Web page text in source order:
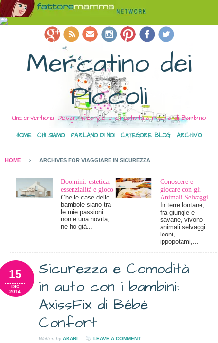
Mercatino dei
Piccoli
Unconventional Design, lifestyle e creatività a misura di Bambino
HOME CHI SIAMO PARLANO DI NOI CATEGORIE BLOG ARCHIVIO
HOME ARCHIVES FOR VIAGGIARE IN SICUREZZA
Boomini: estetica,
essenzialità e gioco
Che le case delle
bambole siano tra
le mie passioni
non è una novità,
ne ho già...
Conoscere e
giocare con gli
Animali Selvaggi
In terre lontane,
fra giungle e
savane, vivono
animali selvaggi:
leoni,
ippopotami,...
Sicurezza e Comodità
in auto con i bambini:
AxissFix di Bébé
Confort
15
DIC
2014
Written by AKARI LEAVE A COMMENT